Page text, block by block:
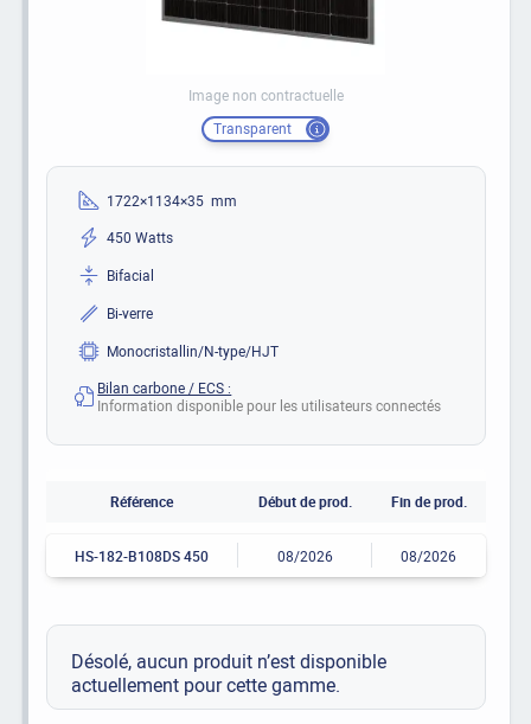
Image non contractuelle
Transparent
1722×1134×35 mm
450 Watts
Bifacial
Bi-verre
Monocristallin/N-type/HJT
Bilan carbone / ECS :
Information disponible pour les utilisateurs connectés
Référence Début de prod. Fin de prod.
HS-182-B108DS 450 08/2026 08/2026
Désolé, aucun produit n’est disponible
actuellement pour cette gamme.